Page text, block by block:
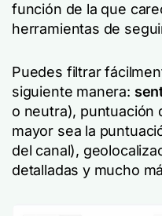
función de la que
herramientas de
Puedes filtrar
siguiente manera:
o neutra), puntuación
mayor sea la
del canal),
detalladas y mucho